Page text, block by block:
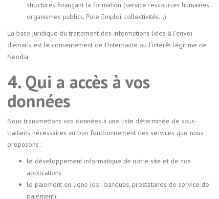
structures finançant la formation (service ressources humaines,
organismes publics, Pole Emploi, collectivités...)
La base juridique du traitement des informations liées à l’envoi
d’emails est le consentement de l’internaute ou l’intérêt légitime de
Neodia.
4. Qui a accès à vos
données
Nous transmettons vos données à une liste déterminée de sous-
traitants nécessaires au bon fonctionnement des services que nous
proposons :
le développement informatique de notre site et de nos
applications
le paiement en ligne (ex : banques, prestataires de service de
paiement),